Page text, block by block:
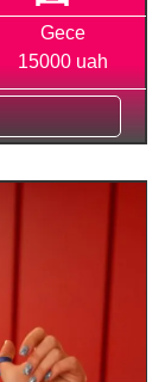
Gece
15000 uah